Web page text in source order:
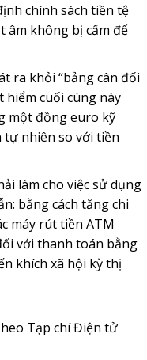
chính sách tiền tệ
âm không bị cấm để
ra khỏi “bảng cân đối
hiểm cuối cùng này
một đồng euro kỹ
tự nhiên so với tiền
làm cho việc sử dụng
bằng cách tăng chi
máy rút tiền ATM
với thanh toán bằng
khích xã hội kỳ thị
Tạp chí Điện tử